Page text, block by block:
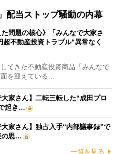
配当ストップ騒動の内幕
た問題の核心》「みんなで大家さ
超不動産投資トラブル“異常なく
てきた不動産投資商品「みんなで
を迎えている…
家さん】二転三転した“成田プロ
起き…
大家さん】独占入手“内部議事録”で
の思…
一覧を見る